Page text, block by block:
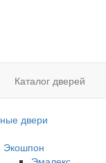
Каталог дверей
двери
Экошпон